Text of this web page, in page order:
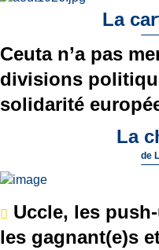
La
Ceuta n’a pas
divisions
solidarité
La
de
Uccle, les
les gagnant(e)s